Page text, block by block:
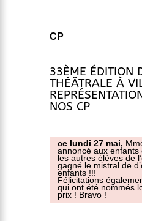
CP
33ÈME ÉDITION
THÉÂTRALE À
NOS CP
ce lundi 27 mai,
annoncé aux enfants
les autres élèves de
gagné le mistral de
enfants !!!
Félicitations
qui ont été nommés
prix ! Bravo !